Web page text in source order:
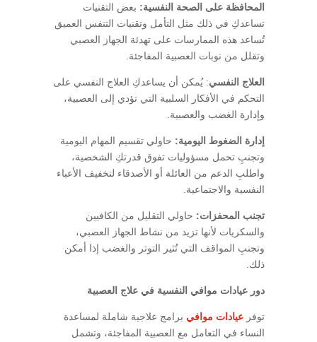
المحافظة على الصحة النفسية: بعض التقنيات
تساعدكِ في ذلك مثل التأمل وتقنيات التنفس العميق
تُساعد هذه الممارسات على تهدئة الجهاز العصبي
وتقلل من نوبات العصبية المفاجئة.
العلاج النفسي: يُمكن أن يساعدكِ العلاج النفسي على
التحكم في الأفكار السلبية التي تؤدي إلى العصبية،
وإدارة الغضب والعصبية.
إدارة الضغوط اليومية: حاولي تقسيم المهام اليومية
وتجنبِ تحمل مسؤوليات تفوق قدرتكِ الشخصية،
واطلبِ الدعم من العائلة أو الأصدقاء لتخفيف الأعباء
النفسية والاجتماعية.
تجنب المحفزات: حاولي التقليل من الكافيين
والسكريات لأنها تزيد من نشاط الجهاز العصبي،
وتجنبِ المواقف التي تُثير التوتر والغضب إذا أمكن
ذلك.
دور عيادات موافي النفسية في علاج العصبية
توفر عيادات موافي برامج علاجية شاملة لمساعدة
النساء في التعامل مع العصبية المفاجئة، وتشمل